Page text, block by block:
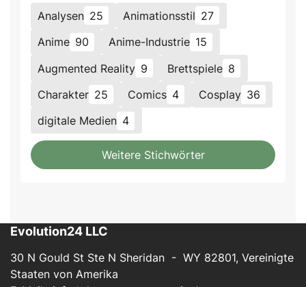
Analysen 25 Animationsstil 27
Anime 90 Anime-Industrie 15
Augmented Reality 9 Brettspiele 8
Charakter 25 Comics 4 Cosplay 36
digitale Medien 4
Weitere Stichwörter
Evolution24 LLC
30 N Gould St Ste N Sheridan - WY 82801, Vereinigte
Staaten von Amerika